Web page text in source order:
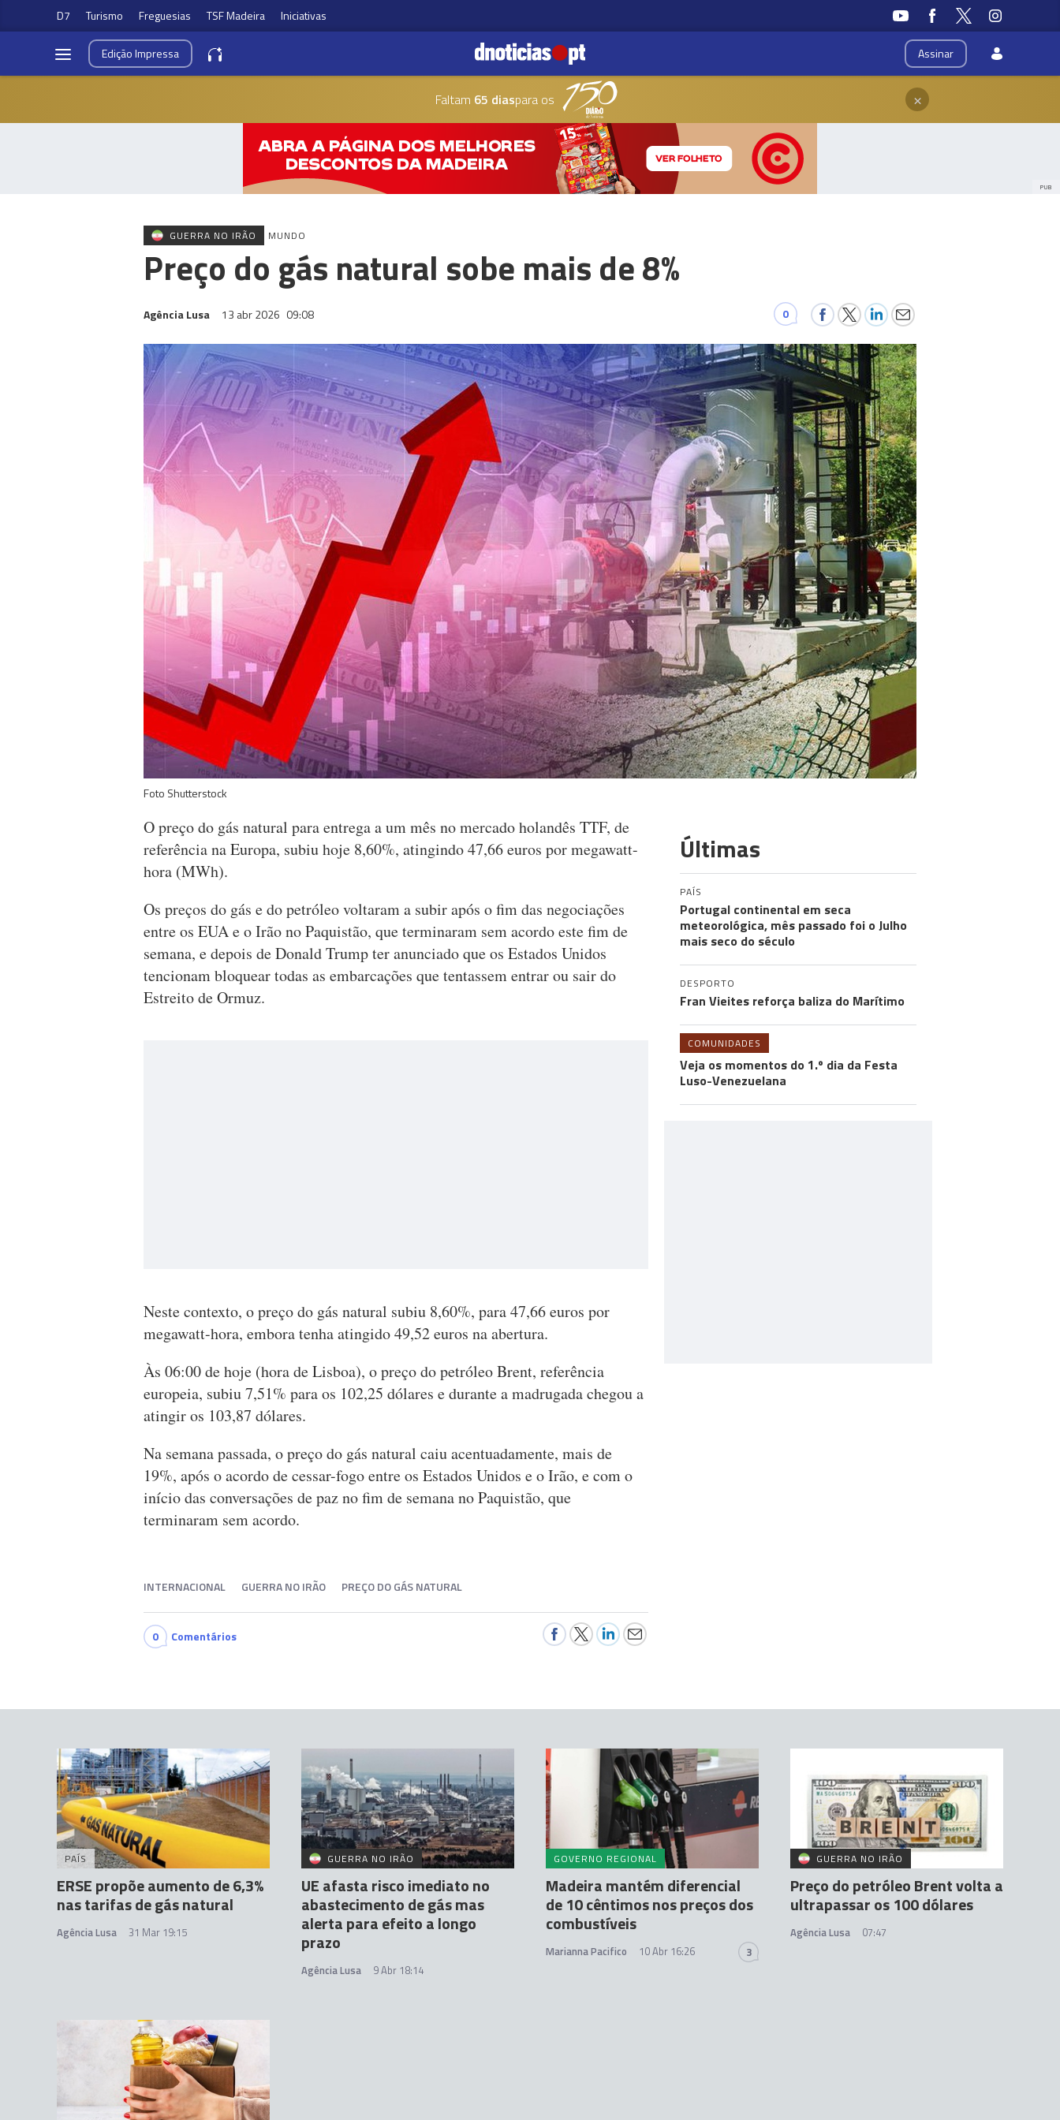
D7 Turismo Freguesias TSF Madeira Iniciativas
Assinar
EdiçãoImpressa
Faltam 65 diaspara os ×
PUB
GUERRA NO IRÃO MUNDO
Preço do gás natural sobe mais de 8%
Agência Lusa 13 abr 2026 09:08 0
Foto Shutterstock
O preço do gás natural para entrega a um mês no mercado holandês TTF, de
referência na Europa, subiu hoje 8,60%, atingindo 47,66 euros por megawatt-
hora (MWh).
Os preços do gás e do petróleo voltaram a subir após o fim das negociações
entre os EUA e o Irão no Paquistão, que terminaram sem acordo este fim de
semana, e depois de Donald Trump ter anunciado que os Estados Unidos
tencionam bloquear todas as embarcações que tentassem entrar ou sair do
Estreito de Ormuz.
Neste contexto, o preço do gás natural subiu 8,60%, para 47,66 euros por
megawatt-hora, embora tenha atingido 49,52 euros na abertura.
Às 06:00 de hoje (hora de Lisboa), o preço do petróleo Brent, referência
europeia, subiu 7,51% para os 102,25 dólares e durante a madrugada chegou a
atingir os 103,87 dólares.
Na semana passada, o preço do gás natural caiu acentuadamente, mais de
19%, após o acordo de cessar-fogo entre os Estados Unidos e o Irão, e com o
início das conversações de paz no fim de semana no Paquistão, que
terminaram sem acordo.
INTERNACIONAL GUERRA NO IRÃO PREÇO DO GÁS NATURAL
0 Comentários
Últimas
PAÍS
Portugal continental em seca
meteorológica, mês passado foi o Julho
mais seco do século
DESPORTO
Fran Vieites reforça baliza do Marítimo
COMUNIDADES
Veja os momentos do 1.º dia da Festa
Luso-Venezuelana
PAÍS
ERSE propõe aumento de 6,3%
nas tarifas de gás natural
Agência Lusa 31 Mar 19:15
GUERRA NO IRÃO
UE afasta risco imediato no
abastecimento de gás mas
alerta para efeito a longo
prazo
Agência Lusa 9 Abr 18:14
GOVERNO REGIONAL
Madeira mantém diferencial
de 10 cêntimos nos preços dos
combustíveis
Marianna Pacifico 10 Abr 16:26 3
GUERRA NO IRÃO
Preço do petróleo Brent volta a
ultrapassar os 100 dólares
Agência Lusa 07:47